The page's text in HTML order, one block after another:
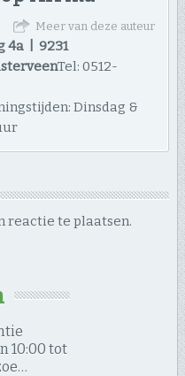
Meer van deze auteur
4a | 9231
Tel: 0512-
Dinsdag &
reactie te plaatsen.
10:00 tot